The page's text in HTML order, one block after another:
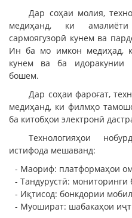
Дар соҳаи молия,
медиҳанд, ки
сармоягузорӣ кунем ва
Ин ба мо имкон медиҳад,
кунем ва ба идоракунии
бошем.
Дар соҳаи фароғат,
медиҳанд, ки филмҳо
ба китобҳои электронӣ
Технологияҳои
истифода мешаванд:
- Маориф: платформаҳои
- Тандурустӣ: мониторинги
- Иқтисод: бонкдории
- Муошират: шабакаҳои